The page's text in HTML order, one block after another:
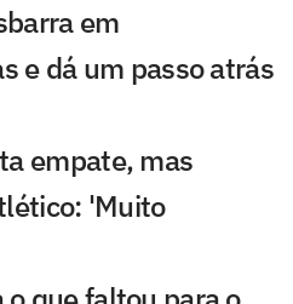
em
e dá um passo atrás
empate, mas
'Muito